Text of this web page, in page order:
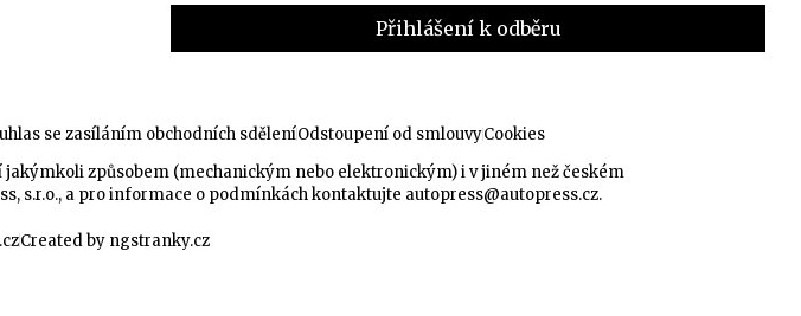
se zasíláním obchodních sděleníOdstoupení od smlouvyCookies
způsobem (mechanickým nebo elektronickým) i v jiném než českém
s.r.o., a pro informace o podmínkách kontaktujte autopress@autopress.cz.
Created by ngstranky.cz